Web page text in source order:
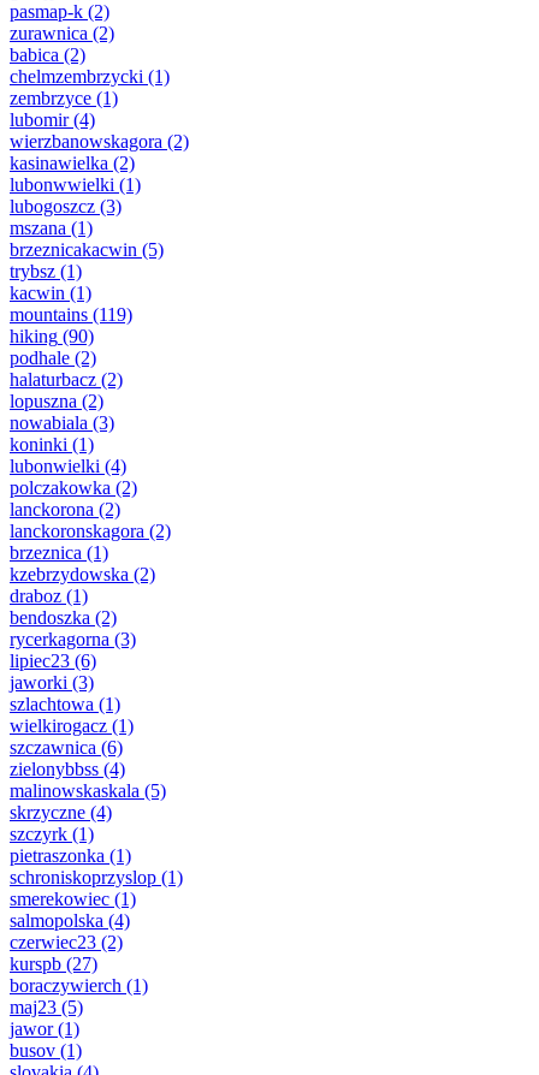
pasmap-k (2)
zurawnica (2)
babica (2)
chelmzembrzycki (1)
zembrzyce (1)
lubomir(4)
wierzbanowskagora (2)
kasinawielka (2)
lubonwwielki (1)
lubogoszcz (3)
mszana (1)
brzeznicakacwin (5)
trybsz (1)
kacwin (1)
mountains (119)
hiking (90)
podhale (2)
halaturbacz (2)
lopuszna (2)
nowabiala (3)
koninki (1)
lubonwielki (4)
polczakowka (2)
lanckorona (2)
lanckoronskagora (2)
brzeznica (1)
kzebrzydowska (2)
draboz (1)
bendoszka (2)
rycerkagorna (3)
lipiec23 (6)
jaworki (3)
szlachtowa (1)
wielkirogacz (1)
szczawnica (6)
zielonybbss (4)
malinowskaskala (5)
skrzyczne (4)
szczyrk (1)
pietraszonka (1)
schroniskoprzyslop (1)
smerekowiec (1)
salmopolska (4)
czerwiec23 (2)
kurspb (27)
boraczywierch (1)
maj23 (5)
jawor(1)
busov (1)